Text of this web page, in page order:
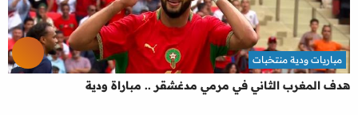
هدف المغرب الثاني في مرمي مدغشقر .. مباراة ودية
مباريات ودية منتخبات